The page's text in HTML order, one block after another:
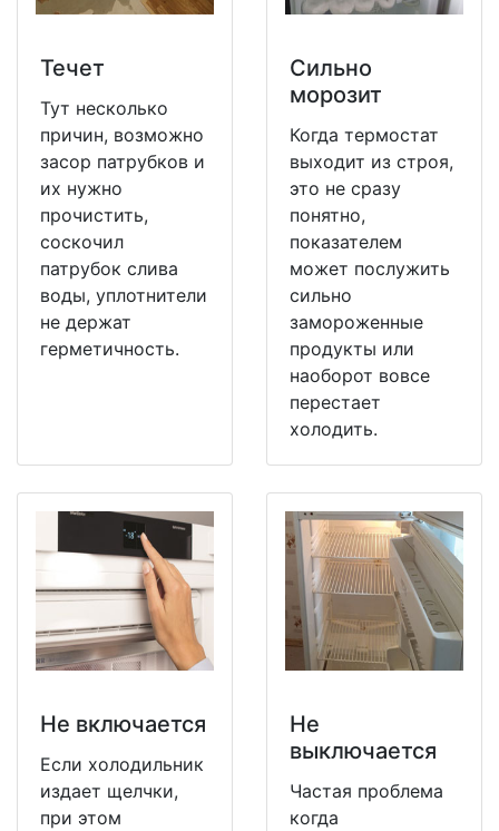
Течет
Тут несколько
причин, возможно
засор патрубков и
их нужно
прочистить,
соскочил
патрубок слива
воды, уплотнители
не держат
герметичность.
Сильно
морозит
Когда термостат
выходит из строя,
это не сразу
понятно,
показателем
может послужить
сильно
замороженные
продукты или
наоборот вовсе
перестает
холодить.
Не включается
Если холодильник
издает щелчки,
при этом
Не
выключается
Частая проблема
когда